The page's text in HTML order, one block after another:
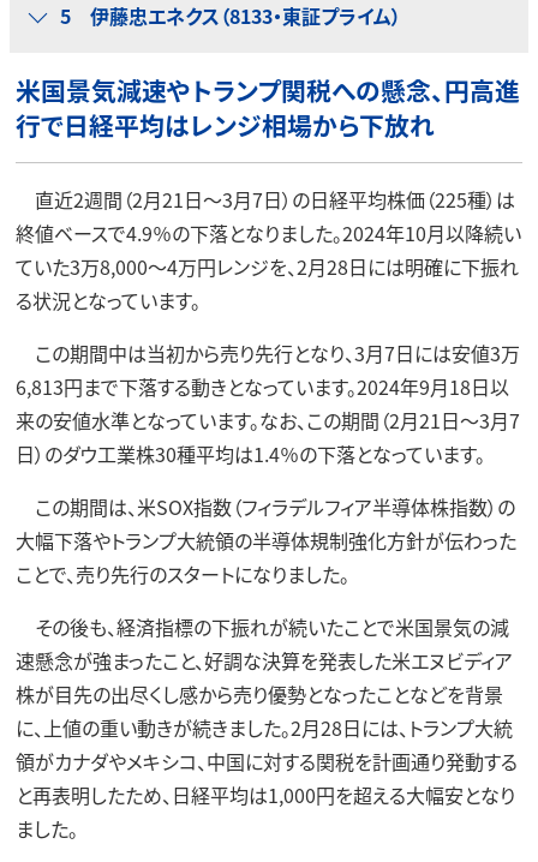
5 伊藤忠エネクス（8133・東証プライム）
米国景気減速やトランプ関税への懸念、円高進
行で日経平均はレンジ相場から下放れ
直近2週間（2月21日～3月7日）の日経平均株価（225種）は
終値ベースで4.9％の下落となりました。2024年10月以降続い
ていた3万8,000～4万円レンジを、2月28日には明確に下振れ
る状況となっています。
この期間中は当初から売り先行となり、3月7日には安値3万
6,813円まで下落する動きとなっています。2024年9月18日以
来の安値水準となっています。なお、この期間（2月21日～3月7
日）のダウ工業株30種平均は1.4％の下落となっています。
この期間は、米SOX指数（フィラデルフィア半導体株指数）の
大幅下落やトランプ大統領の半導体規制強化方針が伝わった
ことで、売り先行のスタートになりました。
その後も、経済指標の下振れが続いたことで米国景気の減
速懸念が強まったこと、好調な決算を発表した米エヌビディア
株が目先の出尽くし感から売り優勢となったことなどを背景
に、上値の重い動きが続きました。2月28日には、トランプ大統
領がカナダやメキシコ、中国に対する関税を計画通り発動する
と再表明したため、日経平均は1,000円を超える大幅安となり
ました。